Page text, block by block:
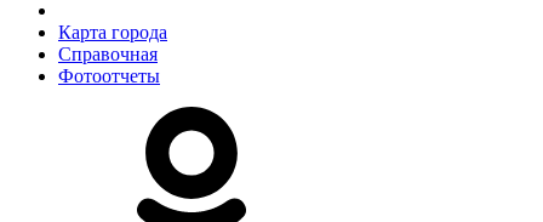
Карта города
Справочная
Фотоотчеты